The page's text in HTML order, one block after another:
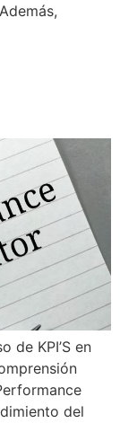
de KPI’S en
del